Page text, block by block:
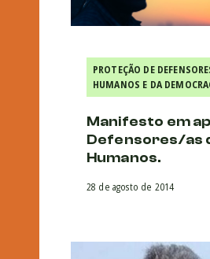
PROTEÇÃO DE
HUMANOS E DA
Manifesto em
Defensores/as
Humanos.
28 de agosto de 2014